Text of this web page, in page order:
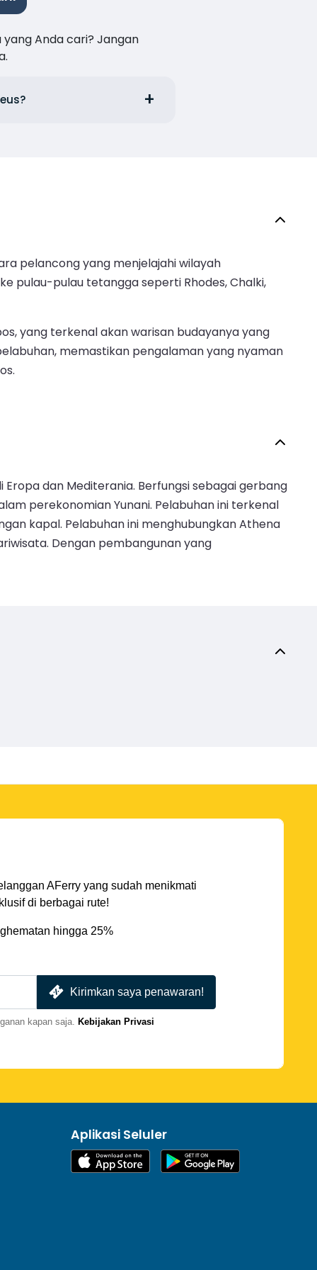
Anda cari? Jangan
pelancong yang menjelajahi wilayah
pulau-pulau tetangga seperti Rhodes, Chalki,
yang terkenal akan warisan budayanya yang
memastikan pengalaman yang nyaman
dan Mediterania. Berfungsi sebagai gerbang
perekonomian Yunani. Pelabuhan ini terkenal
kapal. Pelabuhan ini menghubungkan Athena
Dengan pembangunan yang
AFerry yang sudah menikmati
di berbagai rute!
hingga 25%
Kirimkan saya penawaran!
kapan saja. Kebijakan Privasi
Aplikasi Seluler